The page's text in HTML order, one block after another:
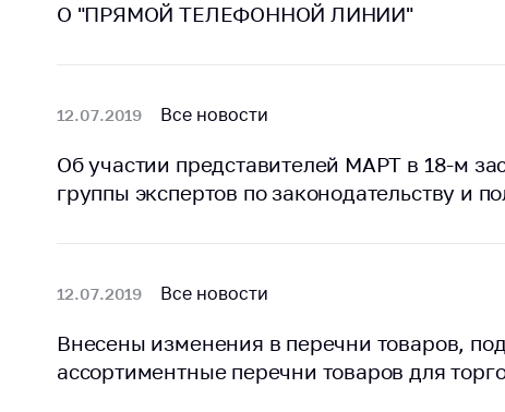
О "ПРЯМОЙ ТЕЛЕФОННОЙ ЛИНИИ"
12.07.2019 Все новости
Об участии представителей МАРТ в 18-м
группы экспертов по законодательству и
12.07.2019 Все новости
Внесены изменения в перечни товаров,
ассортиментные перечни товаров для